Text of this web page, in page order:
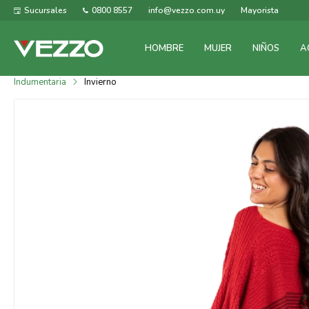
HOMBRE MUJER NIÑOS
Sucursales 0800 8557 info@vezzo.com.uy Mayorista
Indumentaria Invierno